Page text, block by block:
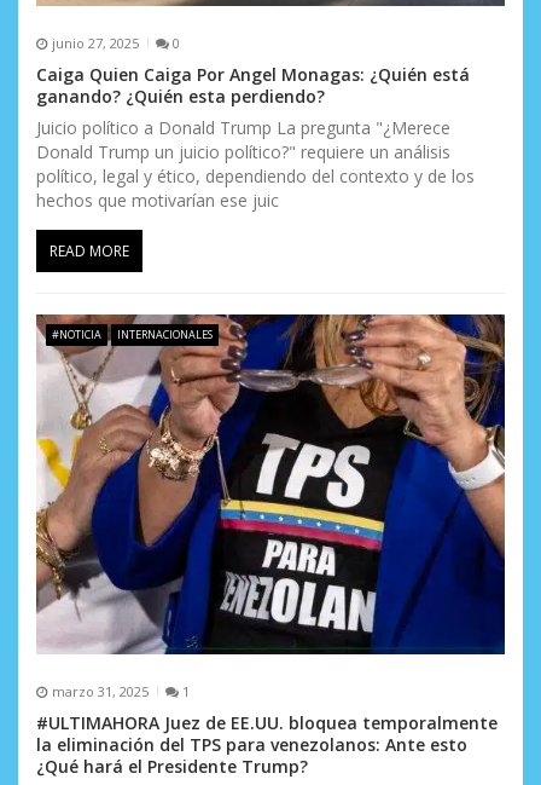
junio 27, 2025 0
Caiga Quien Caiga Por Angel Monagas: ¿Quién está
ganando? ¿Quién esta perdiendo?
Juicio político a Donald Trump La pregunta "¿Merece
Donald Trump un juicio político?" requiere un análisis
político, legal y ético, dependiendo del contexto y de los
hechos que motivarían ese juic
READ MORE
#NOTICIA INTERNACIONALES
marzo 31, 2025 1
#ULTIMAHORA Juez de EE.UU. bloquea temporalmente
la eliminación del TPS para venezolanos: Ante esto
¿Qué hará el Presidente Trump?